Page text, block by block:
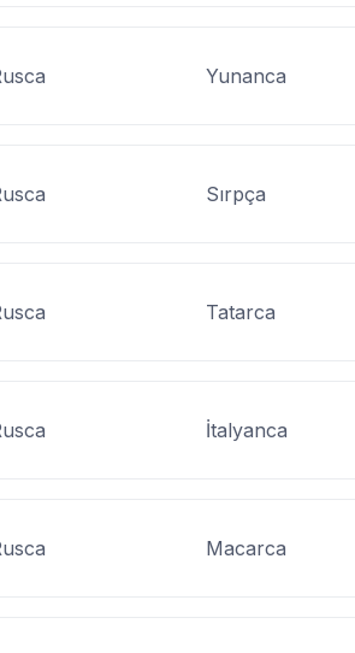
Yunanca
Sırpça
Tatarca
İtalyanca
Macarca